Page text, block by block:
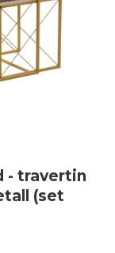
- travertin
(set